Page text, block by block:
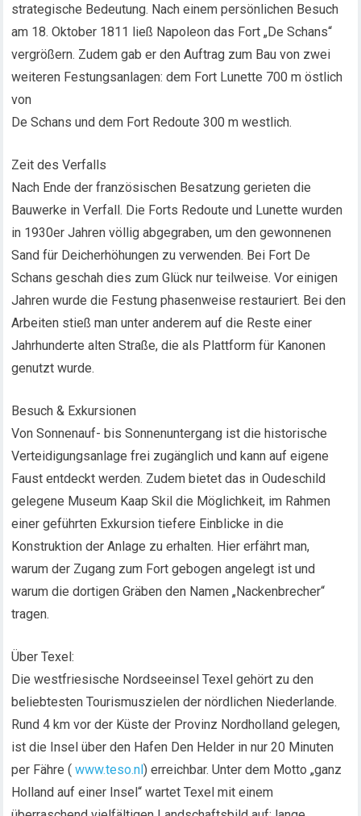
strategische Bedeutung. Nach einem persönlichen Besuch
am 18. Oktober 1811 ließ Napoleon das Fort „De Schans“
vergrößern. Zudem gab er den Auftrag zum Bau von zwei
weiteren Festungsanlagen: dem Fort Lunette 700 m östlich
von
De Schans und dem Fort Redoute 300 m westlich.
Zeit des Verfalls
Nach Ende der französischen Besatzung gerieten die
Bauwerke in Verfall. Die Forts Redoute und Lunette wurden
in 1930er Jahren völlig abgegraben, um den gewonnenen
Sand für Deicherhöhungen zu verwenden. Bei Fort De
Schans geschah dies zum Glück nur teilweise. Vor einigen
Jahren wurde die Festung phasenweise restauriert. Bei den
Arbeiten stieß man unter anderem auf die Reste einer
Jahrhunderte alten Straße, die als Plattform für Kanonen
genutzt wurde.
Besuch & Exkursionen
Von Sonnenauf- bis Sonnenuntergang ist die historische
Verteidigungsanlage frei zugänglich und kann auf eigene
Faust entdeckt werden. Zudem bietet das in Oudeschild
gelegene Museum Kaap Skil die Möglichkeit, im Rahmen
einer geführten Exkursion tiefere Einblicke in die
Konstruktion der Anlage zu erhalten. Hier erfährt man,
warum der Zugang zum Fort gebogen angelegt ist und
warum die dortigen Gräben den Namen „Nackenbrecher“
tragen.
Über Texel:
Die westfriesische Nordseeinsel Texel gehört zu den
beliebtesten Tourismuszielen der nördlichen Niederlande.
Rund 4 km vor der Küste der Provinz Nordholland gelegen,
ist die Insel über den Hafen Den Helder in nur 20 Minuten
per Fähre (www.teso.nl) erreichbar. Unter dem Motto „ganz
Holland auf einer Insel“ wartet Texel mit einem